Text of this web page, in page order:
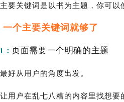
要关键词是以书为主题，你可以
一个主要关键词就够了
： 页面需要一个明确的主题
好从用户的角度出发。
用户在乱七八糟的内容里找想要